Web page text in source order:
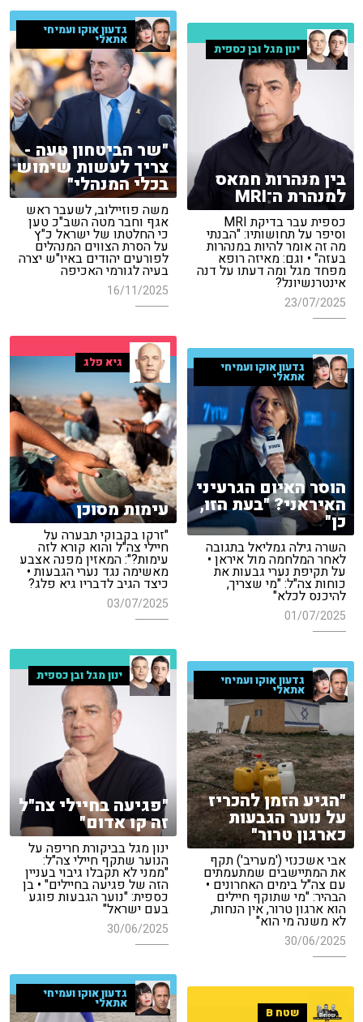
גדעון אוקו ועמיחי
אתאלי
"שר הביטחון טעה -
צריך לעשות שימוש
בכלי המנהלי"
משה פוזיילוב, לשעבר ראש
אגף וחבר מטה השב"כ טען
כי החלטתו של ישראל כ"ץ
על הסרת הצווים המנהלים
לפורעים יהודים באיו"ש יצרה
בעיה לגורמי האכיפה
16/11/2025
ינון מגל ובן כספית
בין מנהרות חמאס
למנהרת ה־MRI
כספית עבר בדיקת MRI
וסיפר על תחושותיו: "הבנתי
מה זה אומר להיות במנהרות
בעזה" • וגם: מאיזה רופא
מפחד מגל ומה דעתו על דנה
אינטרנשיונל?
23/07/2025
גיא פלג
עימות מסוכן
"זרקו בקבוקי תבערה על
חיילי צה"ל והוא קורא לזה
עימות?": המאזין מפנה אצבע
מאשימה נגד נערי הגבעות •
כיצד הגיב לדבריו גיא פלג?
03/07/2025
גדעון אוקו ועמיחי
אתאלי
הוסר האיום הגרעיני
האיראני? "בעת הזו,
כן"
השרה גילה גמליאל בתגובה
לאחר המלחמה מול איראן •
על תקיפת נערי גבעות את
כוחות צה"ל: "מי שצריך,
להיכנס לכלא"
01/07/2025
ינון מגל ובן כספית
"פגיעה בחיילי צה"ל
זה קו אדום"
ינון מגל בביקורת חריפה על
הנוער שתקף חיילי צה"ל:
"ממני לא תקבלו גיבוי בעניין
הזה של פגיעה בחיילים" • בן
כספית: "נוער הגבעות פוגע
בעם ישראל"
30/06/2025
גדעון אוקו ועמיחי
אתאלי
"הגיע הזמן להכריז
על נוער הגבעות
כארגון טרור"
אבי אשכנזי ('מעריב') תקף
את המתיישבים שמתעמתים
עם צה"ל בימים האחרונים •
הבהיר: "מי שתוקף חיילים
הוא ארגון טרור, אין הנחות,
לא משנה מי הוא"
30/06/2025
גדעון אוקו ועמיחי
אתאלי
שטח B